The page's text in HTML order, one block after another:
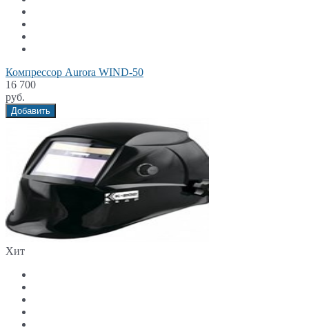
Компрессор Aurora WIND-50
16 700
руб.
Добавить
Хит